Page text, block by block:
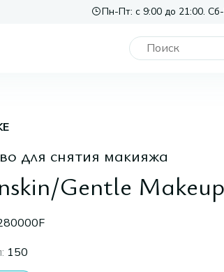
Пн-Пт: с 9:00 до 21:00.
для снятия макияжа
Gentle
: 150